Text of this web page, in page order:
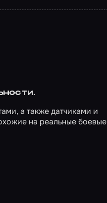
а также датчиками и
на реальные боевые